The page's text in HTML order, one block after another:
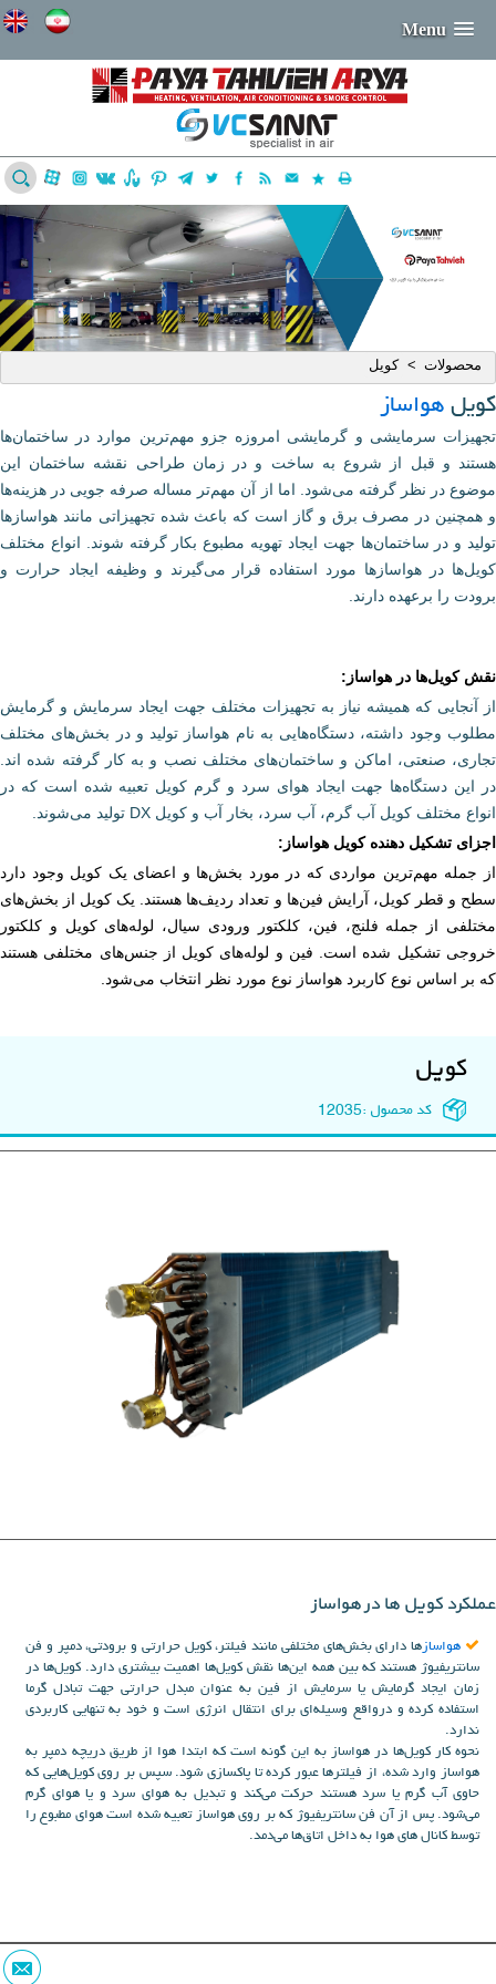
Menu
محصولات > کویل
کویل هواساز
تجهیزات سرمایشی و گرمایشی امروزه جزو مهم‌ترین موارد در ساختمان‌ها
هستند و قبل از شروع به ساخت و در زمان طراحی نقشه ساختمان این
موضوع در نظر گرفته می‌شود. اما از آن مهم‌تر مساله صرفه جویی در هزینه‌ها
و همچنین در مصرف برق و گاز است که باعث شده تجهیزاتی مانند هواسازها
تولید و در ساختمان‌ها جهت ایجاد تهویه مطبوع بکار گرفته شوند. انواع مختلف
کویل‌ها در هواسازها مورد استفاده قرار می‌گیرند و وظیفه ایجاد حرارت و
برودت را برعهده دارند.
نقش کویل‌ها در هواساز :
از آنجایی که همیشه نیاز به تجهیزات مختلف جهت ایجاد سرمایش و گرمایش
مطلوب وجود داشته، دستگاه‌هایی به نام هواساز تولید و در بخش‌های مختلف
تجاری، صنعتی، اماکن و ساختمان‌های مختلف نصب و به کار گرفته شده اند.
در این دستگاه‌ها جهت ایجاد هوای سرد و گرم کویل تعبیه شده است که در
انواع مختلف کویل آب گرم، آب سرد، بخار آب و کویل ‌DX تولید می‌شوند.
اجزای تشکیل دهنده کویل هواساز :
از جمله مهم‌ترین مواردی که در مورد بخش‌ها و اعضای یک کویل وجود دارد
سطح و قطر کویل، آرایش فین‌ها و تعداد ردیف‌ها هستند. یک کویل از بخش‌های
مختلفی از جمله فلنج، فین، کلکتور ورودی سیال، لوله‌های کویل و کلکتور
خروجی تشکیل شده است. فین و لوله‌های کویل از جنس‌های مختلفی هستند
که بر اساس نوع کاربرد هواساز نوع مورد نظر انتخاب می‌شود.
کویل
کد محصول :12035
عملکرد کویل ها در هواساز
هواساز ها دارای بخش‌های مختلفی مانند فیلتر، کویل حرارتی و برودتی، دمپر و فن
سانتریفیوژ هستند که بین همه این‌ها نقش کویل‌ها اهمیت بیشتری دارد. کویل‌ها در
زمان ایجاد گرمایش یا سرمایش از فین به عنوان مبدل حرارتی جهت تبادل گرما
استفاده کرده و درواقع وسیله‌ای برای انتقال انرژی است و خود به تنهایی کاربردی
ندارد.
نحوه کار کویل‌ها در هواساز به این گونه است که ابتدا هوا از طریق دریچه دمپر به
هواساز وارد شده، از فیلترها عبور کرده تا پاکسازی شود. سپس بر روی کویل‌هایی که
حاوی آب گرم یا سرد هستند حرکت می‌کند و تبدیل به هوای سرد و یا هوای گرم
می‌شود. پس از آن فن سانتریفیوژ که بر روی هواساز تعبیه شده است هوای مطبوع را
توسط کانال های هوا به داخل اتاق‌ها می‌دمد.